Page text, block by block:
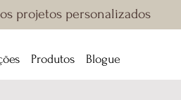
projetos personalizados
Produtos Blogue